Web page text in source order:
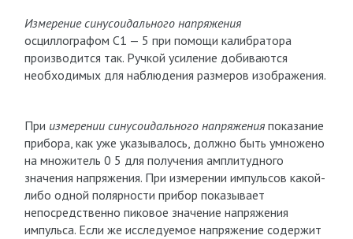
Измерение синусоидального напряжения
осциллографом С1 — 5 при помощи калибратора
производится так. Ручкой усиление добиваются
необходимых для наблюдения размеров изображения.
При измерении синусоидального напряженияпоказание
прибора, как уже указывалось, должно быть умножено
на множитель 0 5 для получения амплитудного
значения напряжения. При измерении импульсов какой-
либо одной полярности прибор показывает
непосредственно пиковое значение напряжения
импульса. Если же исследуемое напряжение содержит